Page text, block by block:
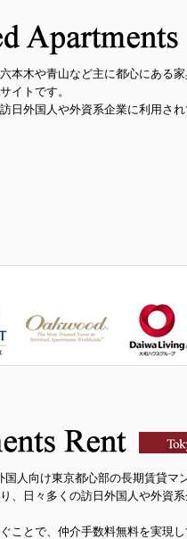
本木や青山など主に都心にある
イトです。
日外国人や外資系企業に利用さ
国人向け東京都心部の長期賃貸マ
、日々多くの訪日外国人や外資
ことで、仲介手数料無料を実現